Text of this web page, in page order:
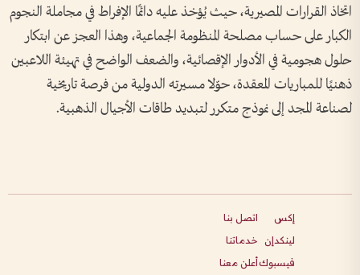
اتخاذ القرارات المصيرية، حيث يُؤخذ عليه دائمًا الإفراط في مجاملة النجوم
الكبار على حساب مصلحة المنظومة الجماعية، وهذا العجز عن ابتكار
حلول هجومية في الأدوار الإقصائية، والضعف الواضح في تهيئة اللاعبين
ذهنيًا للمباريات المعقدة، حوّلا مسيرته الدولية من فرصة تاريخية
لصناعة المجد إلى نموذج متكرر لتبديد طاقات الأجيال الذهبية.
إكس
لينكدإن
فيسبوك
اتصل بنا
خدماتنا
أعلن معنا